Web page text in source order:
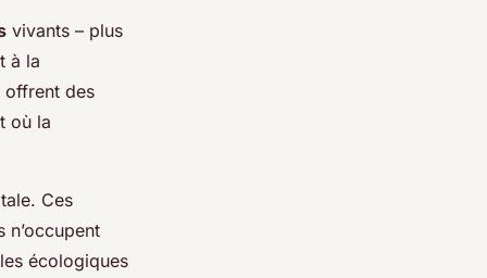
vivants – plus
à la
offrent des
où la
Ces
n’occupent
écologiques